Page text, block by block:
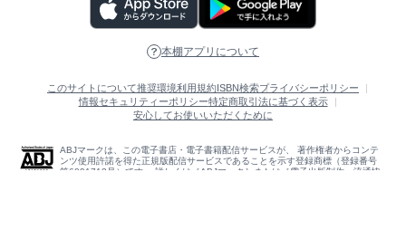
本棚アプリについて
このサイトについて推奨環境利用規約 ISBN検索プライバシーポリシー
情報セキュリティーポリシー特定商取引法に基づく表示
安心してお使いいただくために
ABJマークは、この電子書店・電子書籍配信サービスが、 著作権者からコンテ
ンツ使用許諾を得た正規版配信サービスであることを示す登録商標（登録番号
第6091713号）です。 詳しくは［ABJマーク］または［電子出版制作・流通協